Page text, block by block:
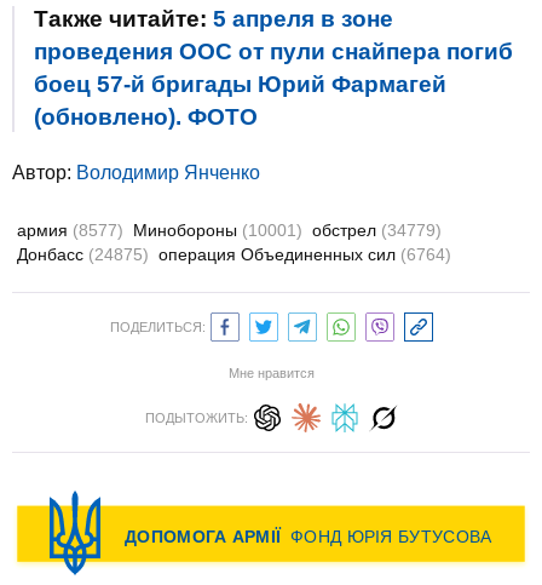
Также читайте: 5 апреля в зоне
проведения ООС от пули снайпера погиб
боец 57-й бригады Юрий Фармагей
(обновлено). ФОТО
Автор: Володимир Янченко
армия (8577) Минобороны (10001) обстрел (34779)
Донбасс (24875) операция Объединенных сил (6764)
ПОДЕЛИТЬСЯ:
Мне нравится
ПОДЫТОЖИТЬ: